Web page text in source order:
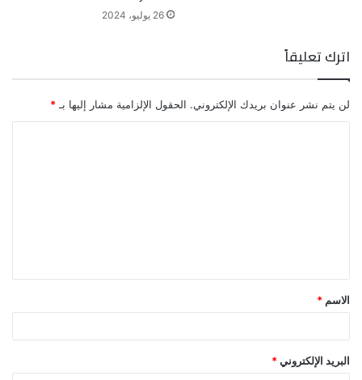
26 يوليو، 2024
اترك تعليقاً
لن يتم نشر عنوان بريدك الإلكتروني. الحقول الإلزامية مشار إليها بـ *
ق
*
الاسم *
البريد الإلكتروني *